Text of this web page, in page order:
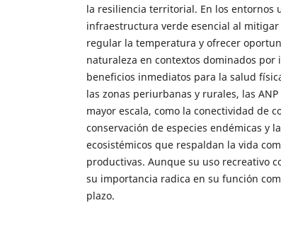
la resiliencia territorial. En los entornos
infraestructura verde esencial al
regular la temperatura y ofrecer
naturaleza en contextos dominados
beneficios inmediatos para la salud
las zonas periurbanas y rurales, las
mayor escala, como la conectividad de
conservación de especies endémicas y
ecosistémicos que respaldan la vida
productivas. Aunque su uso recreativo
su importancia radica en su función
plazo.